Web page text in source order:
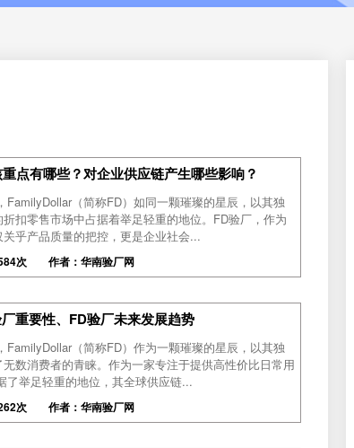
点有哪些？对企业供应链产生哪些影响？
FamilyDollar（简称FD）如同一颗璀璨的星辰，以其独
扣零售市场中占据着举足轻重的地位。FD验厂，作为
乎产品质量的把控，更是企业社会...
次 作者：华南验厂网
重要性、FD验厂未来发展趋势
（简称FD）作为一颗璀璨的星辰，以其独
数消费者的青睐。作为一家专注于提供高性价比日常用
了举足轻重的地位，其全球供应链...
次 作者：华南验厂网